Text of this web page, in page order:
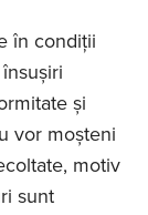
în condiții
și
vor moșteni
motiv
sunt